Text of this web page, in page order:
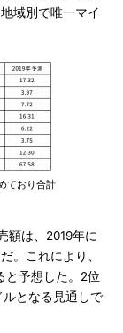
域別で唯一マイ
ており合計
額は、2019年に
。これにより、
と予想した。2位
となる見通しで